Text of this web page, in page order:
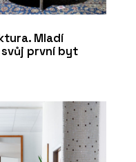
Mladí
první byt